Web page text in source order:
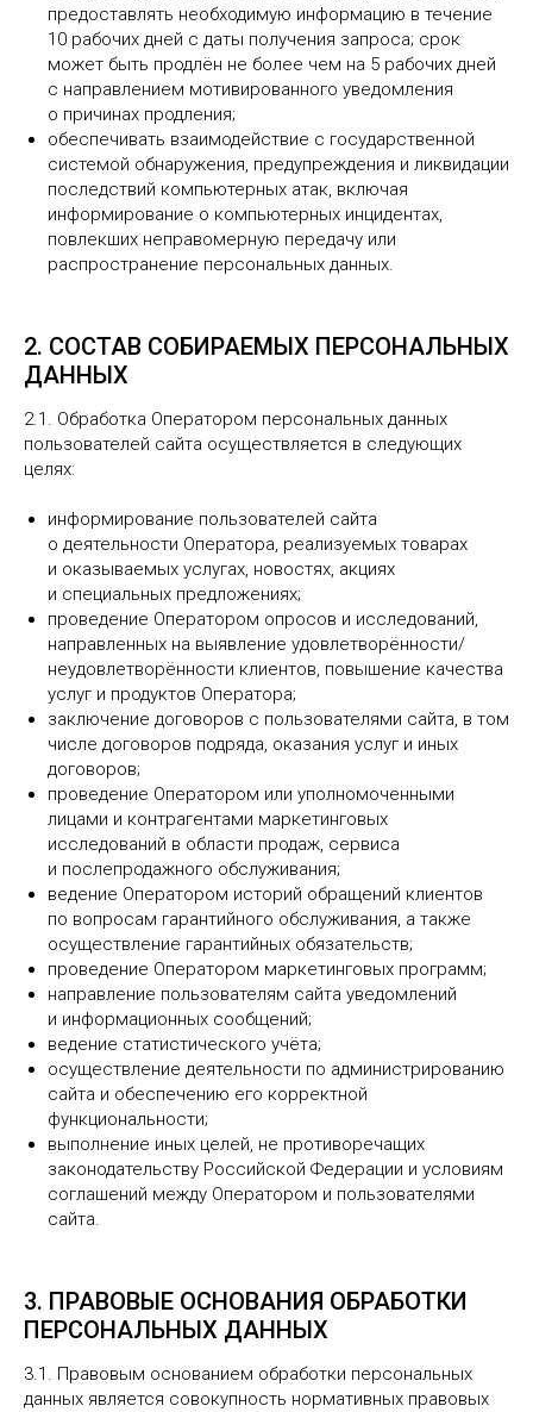
предоставлять необходимую информацию в течение
10 рабочих дней с даты получения запроса; срок
может быть продлён не более чем на 5 рабочих дней
с направлением мотивированного уведомления
о причинах продления;
обеспечивать взаимодействие с государственной
системой обнаружения, предупреждения и ликвидации
последствий компьютерных атак, включая
информирование о компьютерных инцидентах,
повлекших неправомерную передачу или
распространение персональных данных.
2. СОСТАВ СОБИРАЕМЫХ ПЕРСОНАЛЬНЫХ
ДАННЫХ
2.1. Обработка Оператором персональных данных
пользователей сайта осуществляется в следующих
целях:
информирование пользователей сайта
о деятельности Оператора, реализуемых товарах
и оказываемых услугах, новостях, акциях
и специальных предложениях;
проведение Оператором опросов и исследований,
направленных на выявление удовлетворённости/
неудовлетворённости клиентов, повышение качества
услуг и продуктов Оператора;
заключение договоров с пользователями сайта, в том
числе договоров подряда, оказания услуг и иных
договоров;
проведение Оператором или уполномоченными
лицами и контрагентами маркетинговых
исследований в области продаж, сервиса
и послепродажного обслуживания;
ведение Оператором историй обращений клиентов
по вопросам гарантийного обслуживания, а также
осуществление гарантийных обязательств;
проведение Оператором маркетинговых программ;
направление пользователям сайта уведомлений
и информационных сообщений;
ведение статистического учёта;
осуществление деятельности по администрированию
сайта и обеспечению его корректной
функциональности;
выполнение иных целей, не противоречащих
законодательству Российской Федерации и условиям
соглашений между Оператором и пользователями
сайта.
3. ПРАВОВЫЕ ОСНОВАНИЯ ОБРАБОТКИ
ПЕРСОНАЛЬНЫХ ДАННЫХ
3.1. Правовым основанием обработки персональных
данных является совокупность нормативных правовых